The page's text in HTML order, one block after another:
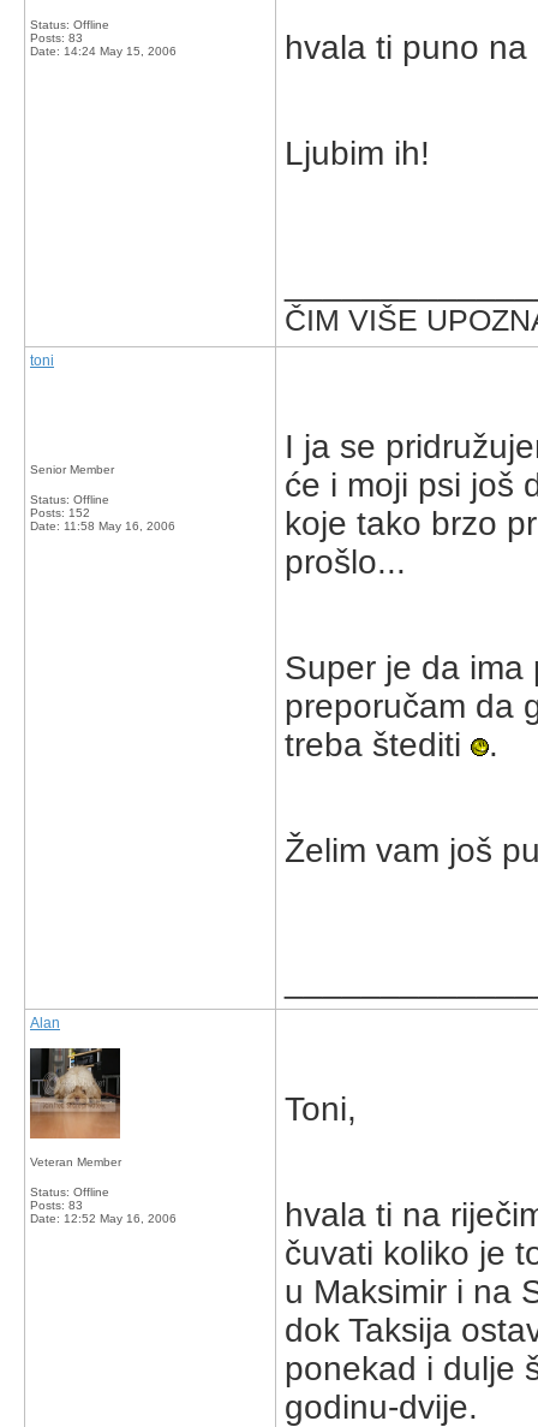
Status: Offline
Posts: 83
Date: 14:24 May 15, 2006 hvala ti puno
Ljubim ih!
ČIM VIŠE
toni
Senior Member
Status: Offline
Posts: 152
Date: 11:58 May 16, 2006
I ja se
će i moji psi još
koje tako brzo
prošlo...
Super je da ima
preporučam da
treba štediti
.
Želim vam još
Alan
Veteran Member
Status: Offline
Posts: 83
Date: 12:52 May 16, 2006
Toni,
hvala ti na
čuvati koliko je
u Maksimir i na
dok Taksija
ponekad i dulje
godinu-dvije.